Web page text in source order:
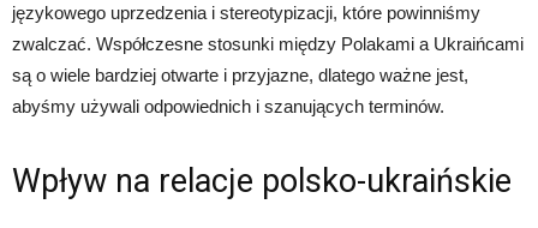
językowego uprzedzenia i stereotypizacji, które powinniśmy
zwalczać. Współczesne stosunki między Polakami a Ukraińcami
są o wiele bardziej otwarte i przyjazne, dlatego ważne jest,
abyśmy używali odpowiednich i szanujących terminów.
Wpływ na relacje polsko-ukraińskie